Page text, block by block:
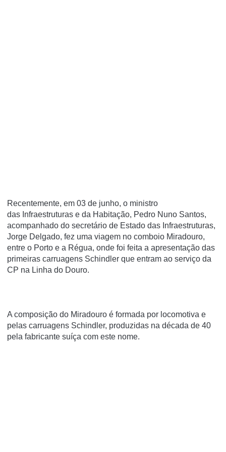
Recentemente, em 03 de junho, o ministro
das Infraestruturas e da Habitação, Pedro Nuno Santos,
acompanhado do secretário de Estado das Infraestruturas,
Jorge Delgado, fez uma viagem no comboio Miradouro,
entre o Porto e a Régua, onde foi feita a apresentação das
primeiras carruagens Schindler que entram ao serviço da
CP na Linha do Douro.
A composição do Miradouro é formada por locomotiva e
pelas carruagens Schindler, produzidas na década de 40
pela fabricante suíça com este nome.